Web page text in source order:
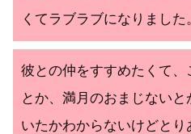
くてラブラブになりました
彼との仲をすすめたくて
とか、満月のおまじない
いたかわからないけどとり